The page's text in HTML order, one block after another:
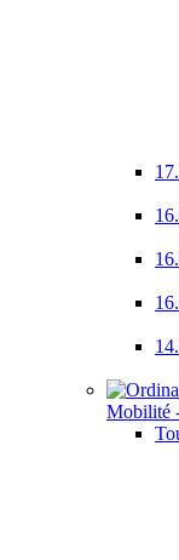
Mobilité